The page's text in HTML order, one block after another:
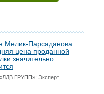
Мелик-Парсаданова:
цена проданной
значительно
ГРУПП»: Эксперт